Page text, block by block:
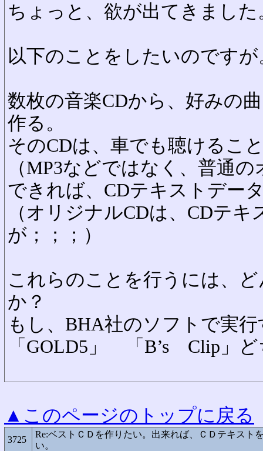
ちょっと、欲が出てきました
以下のことをしたいのですが
数枚の音楽CDから、好みの
作る。
そのCDは、車でも聴けるこ
（MP3などではなく、普通
できれば、CDテキストデー
（オリジナルCDは、CDテ
が；；；）
これらのことを行うには、
か？
もし、BHA社のソフトで実
「GOLD5」 「B’s Clip」
▲このページのトップに戻る
3725
Re:ベストＣＤを作りたい。出来れば、ＣＤテキスト
い。